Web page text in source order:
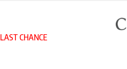
LAST CHANCE